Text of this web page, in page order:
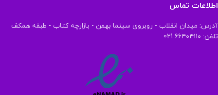
اطلاعات تماس
آدرس: میدان انقلاب - روبروی سینما بهمن - بازارچه کتاب - طبقه همکف
تلفن: ۶۶۴۰۴۱۱۰ 021